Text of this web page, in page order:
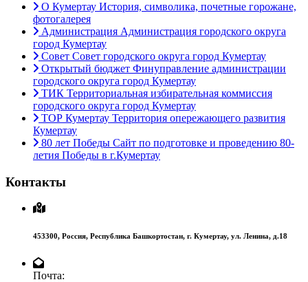
О Кумертау История, символика, почетные горожане,
фотогалерея
Администрация Администрация городского округа
город Кумертау
Совет Совет городского округа город Кумертау
Открытый бюджет Финуправление администрации
городского округа город Кумертау
ТИК Территориальная избирательная коммиссия
городского округа город Кумертау
ТОР Кумертау Территория опережающего развития
Кумертау
80 лет Победы Сайт по подготовке и проведению 80-
летия Победы в г.Кумертау
Контакты
453300, Россия, Республика Башкортостан, г. Кумертау, ул. Ленина, д.18
Почта: